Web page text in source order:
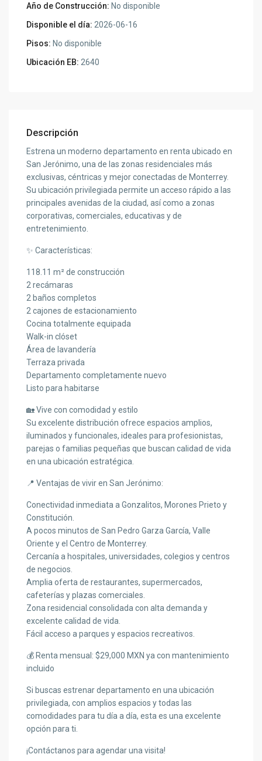
Año de Construcción: No disponible
Disponible el día: 2026-06-16
Pisos: No disponible
Ubicación EB: 2640
Descripción
Estrena un moderno departamento en renta ubicado en
San Jerónimo, una de las zonas residenciales más
exclusivas, céntricas y mejor conectadas de Monterrey.
Su ubicación privilegiada permite un acceso rápido a las
principales avenidas de la ciudad, así como a zonas
corporativas, comerciales, educativas y de
entretenimiento.
✨ Características:
118.11 m² de construcción
2 recámaras
2 baños completos
2 cajones de estacionamiento
Cocina totalmente equipada
Walk-in clóset
Área de lavandería
Terraza privada
Departamento completamente nuevo
Listo para habitarse
🏡 Vive con comodidad y estilo
Su excelente distribución ofrece espacios amplios,
iluminados y funcionales, ideales para profesionistas,
parejas o familias pequeñas que buscan calidad de vida
en una ubicación estratégica.
📍 Ventajas de vivir en San Jerónimo:
Conectividad inmediata a Gonzalitos, Morones Prieto y
Constitución.
A pocos minutos de San Pedro Garza García, Valle
Oriente y el Centro de Monterrey.
Cercanía a hospitales, universidades, colegios y centros
de negocios.
Amplia oferta de restaurantes, supermercados,
cafeterías y plazas comerciales.
Zona residencial consolidada con alta demanda y
excelente calidad de vida.
Fácil acceso a parques y espacios recreativos.
💰 Renta mensual: $29,000 MXN ya con mantenimiento
incluido
Si buscas estrenar departamento en una ubicación
privilegiada, con amplios espacios y todas las
comodidades para tu día a día, esta es una excelente
opción para ti.
¡Contáctanos para agendar una visita!